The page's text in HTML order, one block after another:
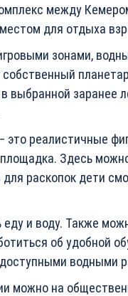
между
для отдыха
зонами,
выбранной заранее
это реалистичные
площадка. Здесь
раскопок дети
и воду. Также
об удобной
водными
можно на